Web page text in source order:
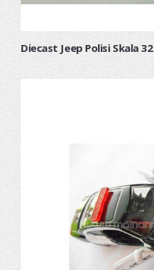
Diecast Jeep Polisi Skala 32